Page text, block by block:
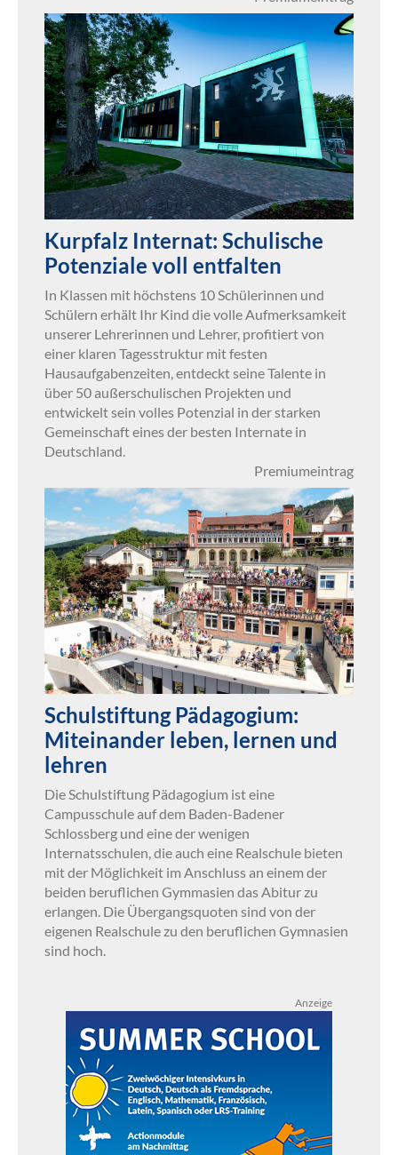
Kurpfalz Internat: Schulische
Potenziale voll entfalten
In Klassen mit höchstens 10 Schülerinnen und
Schülern erhält Ihr Kind die volle Aufmerksamkeit
unserer Lehrerinnen und Lehrer, profitiert von
einer klaren Tagesstruktur mit festen
Hausaufgabenzeiten, entdeckt seine Talente in
über 50 außerschulischen Projekten und
entwickelt sein volles Potenzial in der starken
Gemeinschaft eines der besten Internate in
Deutschland.
Premiumeintrag
Schulstiftung Pädagogium:
Miteinander leben, lernen und
lehren
Die Schulstiftung Pädagogium ist eine
Campusschule auf dem Baden-Badener
Schlossberg und eine der wenigen
Internatsschulen, die auch eine Realschule bieten
mit der Möglichkeit im Anschluss an einem der
beiden beruflichen Gymmasien das Abitur zu
erlangen. Die Übergangsquoten sind von der
eigenen Realschule zu den beruflichen Gymnasien
sind hoch.
Anzeige